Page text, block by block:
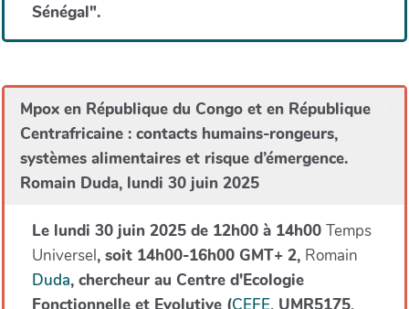
Sénégal".
Mpox en République du Congo et en République
Centrafricaine : contacts humains-rongeurs,
systèmes alimentaires et risque d’émergence.
Romain Duda, lundi 30 juin 2025
Le lundi 30 juin 2025 de 12h00 à 14h00 Temps
Universel, soit 14h00-16h00 GMT+ 2, Romain
Duda, chercheur au Centre d'Ecologie
Fonctionnelle et Evolutive (CEFE, UMR5175,